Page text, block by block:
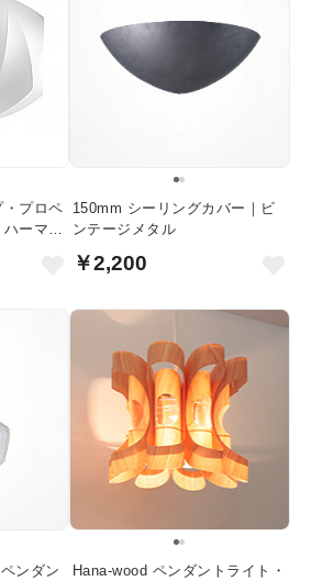
プロペ
ーマン
150mm シーリングカバー｜ビ
ンテージメタル
￥2,200
ンダン
Hana-wood ペンダントライト・